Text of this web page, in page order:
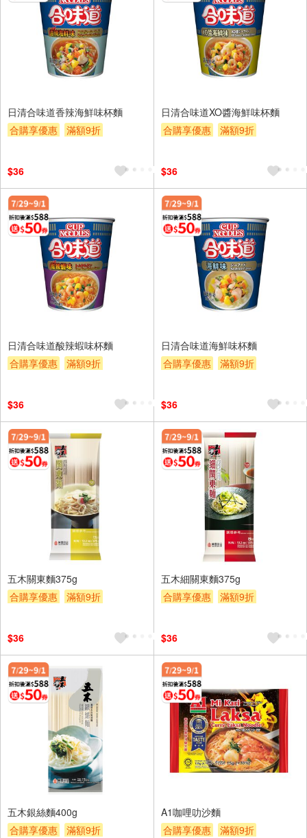
日清合味道香辣海鮮味杯麵
合購享優惠
滿額9折
$36
日清合味道XO醬海鮮味杯麵
合購享優惠
滿額9折
$36
日清合味道酸辣蝦味杯麵
合購享優惠
滿額9折
$36
日清合味道海鮮味杯麵
合購享優惠
滿額9折
$36
五木關東麵375g
合購享優惠
滿額9折
$36
五木細關東麵375g
合購享優惠
滿額9折
$36
五木銀絲麵400g
合購享優惠
滿額9折
A1咖哩叻沙麵
合購享優惠
滿額9折